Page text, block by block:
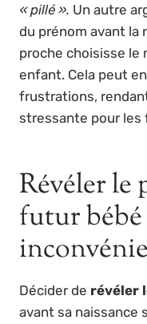
« pillé ». Un autre
du prénom avant la
proche choisisse le
enfant. Cela peut
frustrations,
stressante pour les
Révéler le
futur bébé
Décider de révéler
avant sa naissance